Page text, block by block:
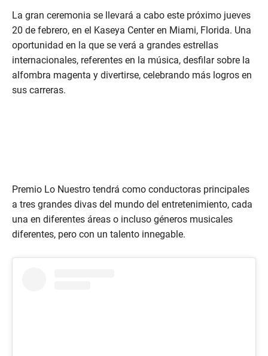
La gran ceremonia se llevará a cabo este próximo jueves
20 de febrero, en el Kaseya Center en Miami, Florida. Una
oportunidad en la que se verá a grandes estrellas
internacionales, referentes en la música, desfilar sobre la
alfombra magenta y divertirse, celebrando más logros en
sus carreras.
Premio Lo Nuestro tendrá como conductoras principales
a tres grandes divas del mundo del entretenimiento, cada
una en diferentes áreas o incluso géneros musicales
diferentes, pero con un talento innegable.